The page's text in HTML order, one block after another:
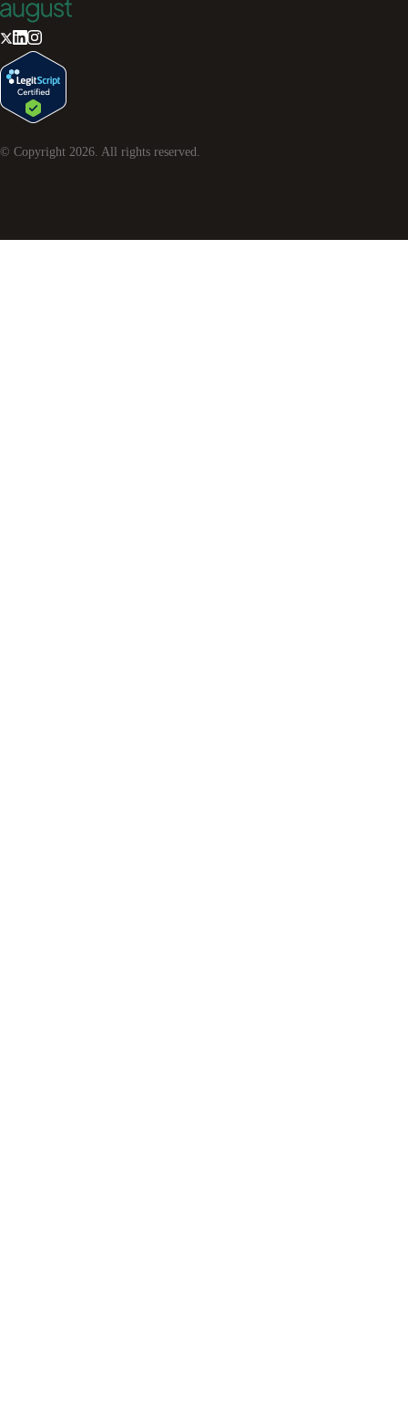
© Copyright 2026 . All rights reserved.